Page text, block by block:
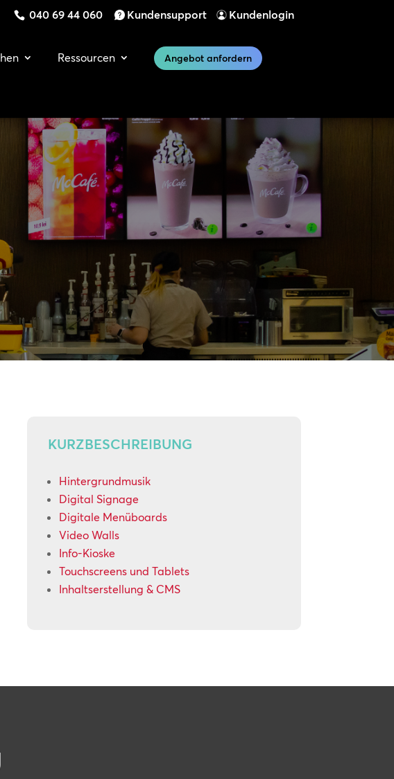
040 69 44 060 Kundensupport Kundenlogin
Ressourcen Angebot anfordern
KURZBESCHREIBUNG
Hintergrundmusik
Digital Signage
Digitale Menüboards
Video Walls
Info-Kioske
Touchscreens und Tablets
Inhaltserstellung & CMS